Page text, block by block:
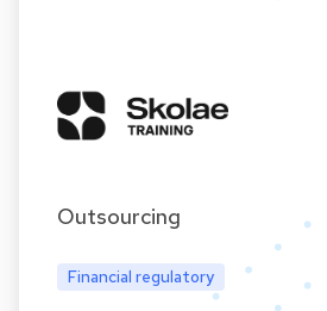
Outsourcing
Financial regulatory